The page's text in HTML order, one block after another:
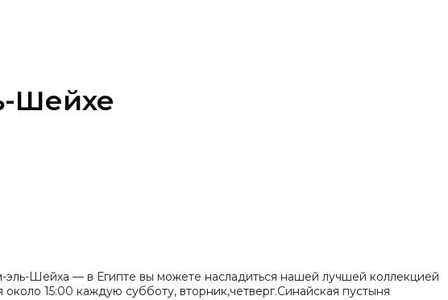
Шейхе
Шейха — в Египте вы можете насладиться нашей лучшей коллекцией
15:00 каждую субботу, вторник,четверг.Синайская пустыня